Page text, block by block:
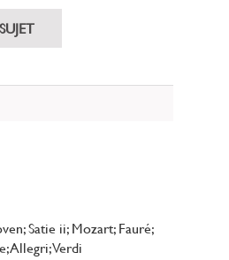
SUJET
Satie ii; Mozart; Fauré;
Allegri; Verdi